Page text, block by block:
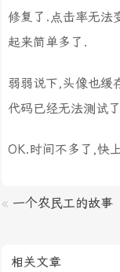
修复了.点击率无法
起来简单多了.
弱弱说下,头像也缓
代码已经无法测试
OK.时间不多了,快
« 一个农民工的故事
相关文章